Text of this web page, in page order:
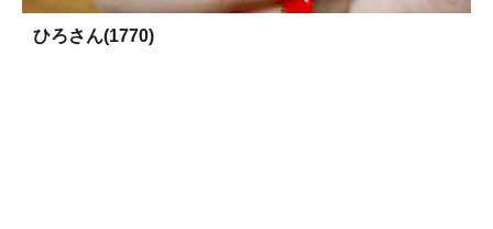
ひろさん(1770)